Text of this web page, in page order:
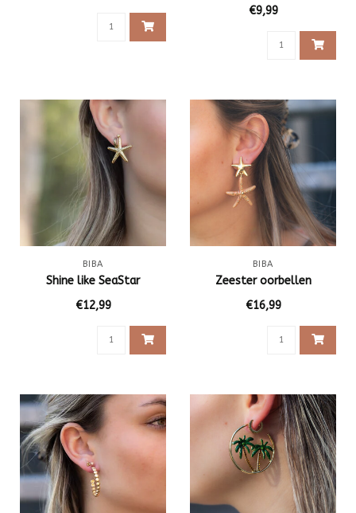
€9,99
BIBA
Shine like SeaStar
€12,99
BIBA
Zeester oorbellen
€16,99